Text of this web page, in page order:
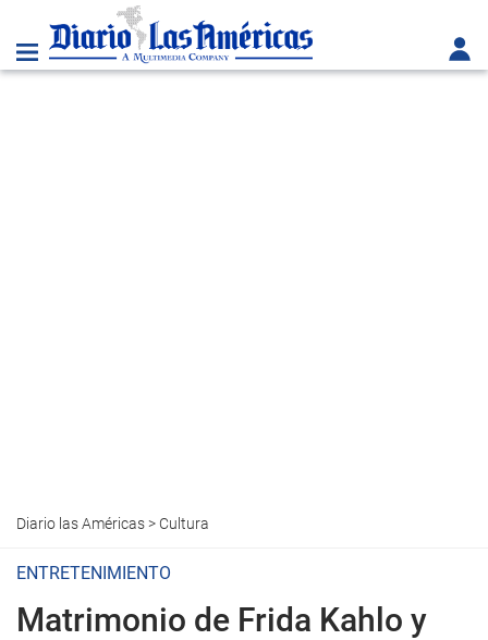
Diario las Américas> Cultura
ENTRETENIMIENTO
Matrimonio de Frida Kahlo y